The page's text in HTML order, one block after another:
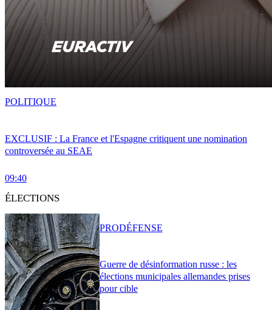
EXCLUSIF : La France et l'Espagne critiquent une nomination
controversée au SEAE
09:40
POLITIQUE
ÉLECTIONS
Guerre de désinformation russe : les
élections municipales allemandes prises
pour cible
PRODÉFENSE